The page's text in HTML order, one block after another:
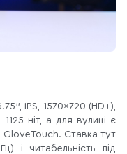
IPS, 1570×720 (HD+),
ніт, а для вулиці є
Ставка тут
і читабельність під